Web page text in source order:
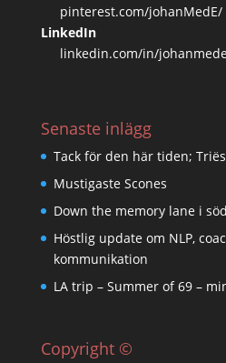
pinterest.com/johanMedE/
LinkedIn
linkedin.com/in/
Senaste inlägg
Tack för den här tiden;
Mustigaste Scones
Down the memory lane i
Höstlig update om NLP,
kommunikation
LA trip – Summer of 69 –
Copyright ©